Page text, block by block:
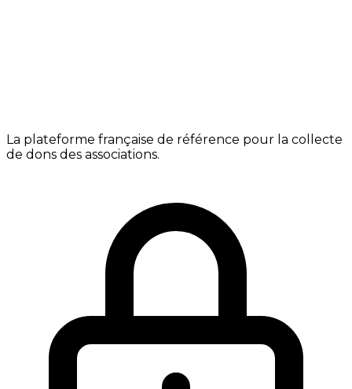
La plateforme française de référence pour la collecte
de dons des associations.